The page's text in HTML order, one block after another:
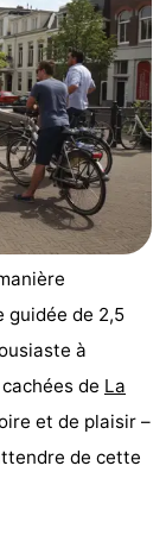
guidée de 2,5
à
de La
et de plaisir –
de cette